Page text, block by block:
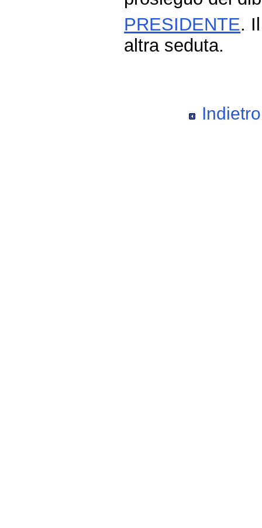
PRESIDENTE.
altra seduta.
Indietro